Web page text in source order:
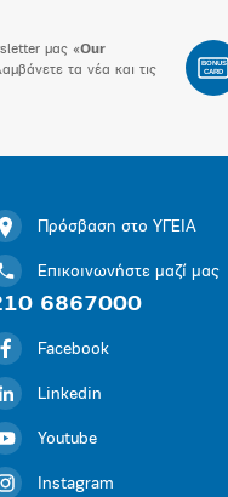
μας «Our
τα νέα και τις
BONUS
CARD
Πρόσβαση στο ΥΓΕΙΑ
Επικοινωνήστε μαζί μας
6867000
Facebook
Linkedin
Youtube
Instagram